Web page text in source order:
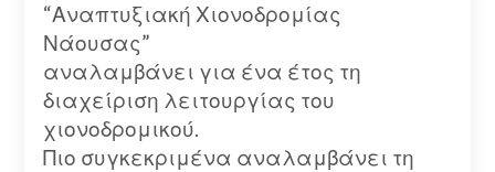
“Αναπτυξιακή Χιονοδρομίας
Νάουσας”
αναλαμβάνει για ένα έτος τη
διαχείριση λειτουργίας του
χιονοδρομικού.
Πιο συγκεκριμένα αναλαμβάνει τη